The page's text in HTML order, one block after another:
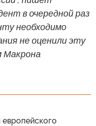
в очередной раз
необходимо
не оценили эту
Макрона